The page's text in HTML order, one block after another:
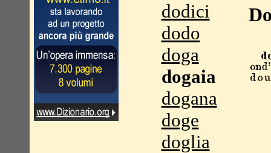
dodici
dodo
doga
dogaia
dogana
doge
doglia